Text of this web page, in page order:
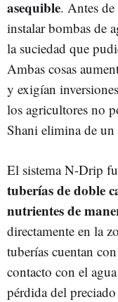
asequible. Antes
instalar bombas de
la suciedad que
Ambas cosas
y exigían
los agricultores no
Shani elimina de
El sistema N-Drip
tuberías de doble
nutrientes de
directamente en la
tuberías cuentan
contacto con el
pérdida del